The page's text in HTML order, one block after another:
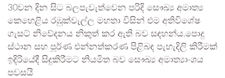
30වන දින සිට බලපැවැත්වෙන පරිදි සෞඛ්‍ය අමාත්‍ය
කෙහෙළිය රඹුක්වැල්ල මහතා විසින් එම අතිවිශේෂ
ගැසට් නිවේදනය නිකුත් කර ඇති බව සඳහන්ය.පොදු
ස්ථාන සහ පූර්ණ එන්නත්කරණ පිළිබඳ පැහැදිලි කිරීමක්
ඉදිරියේදී සිදුකිරීමට නියමිත බව සෞඛ්‍ය අමාත්‍යාංශය
පවසයි